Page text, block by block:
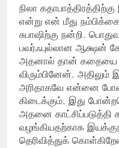
நிலா
என்று என் மீது
சுபாஷிற்கு நன்றி.
பவர்ஃபுல்லான ஆக்ஷன்
அதனால் தான் கதையை
விரும்பினேன்.
அரிதாகவே என்னை
கிடைக்கும். இது
அதனை காட்சிப்படுத்தி
வழங்கியதற்காக
தெரிவித்துக்